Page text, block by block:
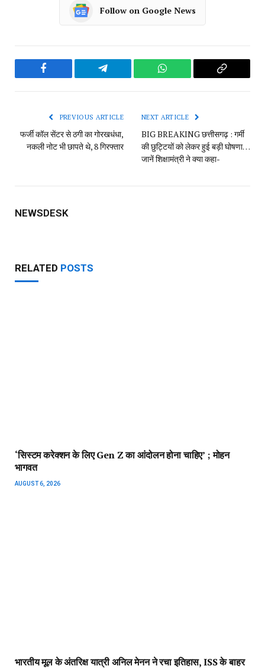
Follow on Google News
Facebook Telegram WhatsApp
Copy
PREVIOUS ARTICLE
फर्जी कॉल सेंटर से ठगी का गोरखधंधा,
नकली नोट भी छापते थे, 8 गिरफ्तार
NEXT ARTICLE
BIG BREAKING छत्तीसगढ़ : गर्मी
की छुट्टियों को लेकर हुई बड़ी घोषणा…
जानें शिक्षामंत्री ने क्या कहा-
NEWSDESK
RELATED POSTS
‘सिस्टम करेक्शन के लिए Gen Z का आंदोलन होना चाहिए’ ; मोहन
भागवत
AUGUST 6, 2026
भारतीय मूल के अंतरिक्ष यात्री अनिल मेनन ने रचा इतिहास, ISS के बाहर